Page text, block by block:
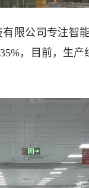
限公司专注智
，目前，生产